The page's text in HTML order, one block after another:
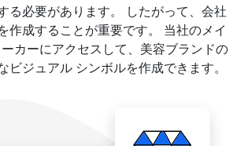
る必要があります。 したがって、会社
作成することが重要です。 当社のメイ
カーにアクセスして、美容ブランドの
ビジュアル シンボルを作成できます。